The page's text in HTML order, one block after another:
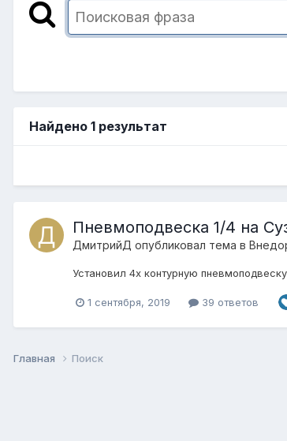
Найдено 1 результат
Пневмоподвеска 1/4 на
ДмитрийД опубликовал тема в
Установил 4х контурную
1 сентября, 2019 39 ответов
Главная Поиск